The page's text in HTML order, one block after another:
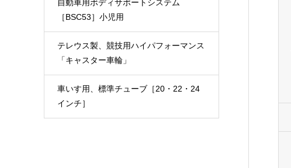
自動車用ボディサポートシステム
［BSC53］小児用
テレウス製、競技用ハイパフォーマンス
「キャスター車輪」
車いす用、標準チューブ［20・22・24
インチ］